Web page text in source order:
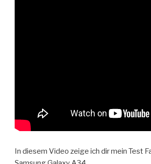
In diesem Video zeige ich dir mein Test